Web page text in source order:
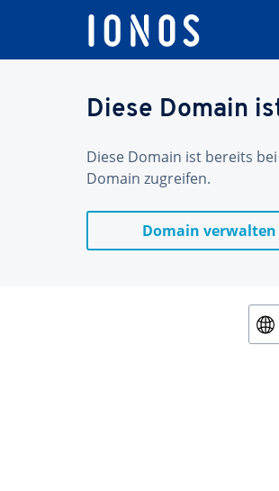
Diese Domain
Diese Domain ist bereits
Domain zugreifen.
Domain verwalten